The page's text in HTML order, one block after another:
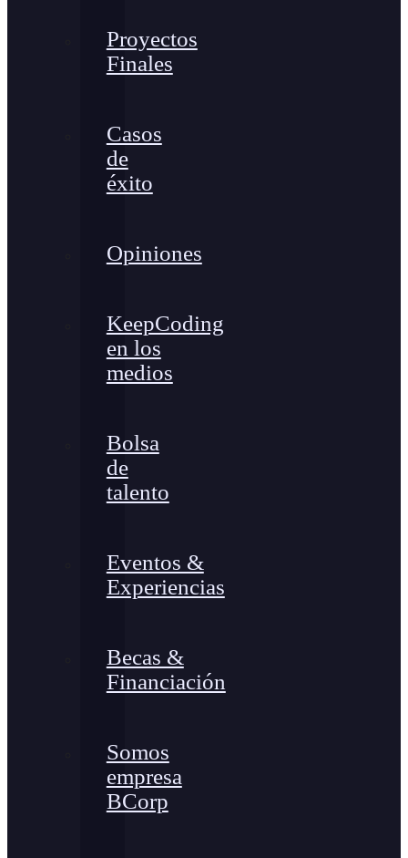
Proyectos
Finales
Casos
de
éxito
Opiniones
KeepCoding
en los
medios
Bolsa
de
talento
Eventos &
Experiencias
Becas &
Financiación
Somos
empresa
BCorp